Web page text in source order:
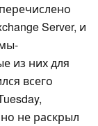
Server, и
из них для
всего
не раскрыл